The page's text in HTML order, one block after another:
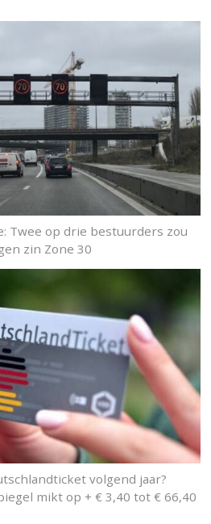
Twee op drie bestuurders zou
zin Zone 30
volgend jaar?
mikt op + € 3,40 tot € 66,40